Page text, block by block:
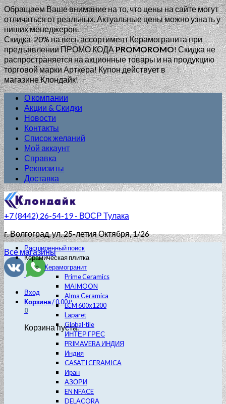
Обращаем Ваше внимание на то, что цены на сайте могут
отличаться от реальных. Актуальные цены можно узнать у
ниших менеджеров.
Скидка-20% на весь ассортимент Керамогранита при
предъявлении ПРОМО КОДАPROMOROMO!Скидка не
распространяется на акционные товары и на продукцию
торговой марки Арткера! Купон действует в
магазине Клондайк!
О компании
Акции & Скидки
Новости
Контакты
Список желаний
Мой аккаунт
Справка
Реквизиты
Доставка
+7 (8442) 26-54-19 - ВОСР Тулака
г. Волгоград, ул. 25-летия Октября, 1/26
Все магазины
Вход
Корзина/0.00₽
0
Корзина пуста.
Расширенный поиск
Керамическая плитка
Керамогранит
Prime Ceramics
MAIMOON
Alma Ceramica
LCM 600х1200
Laparet
Global-tile
ИНТЕР ГРЕС
PRIMAVERA ИНДИЯ
Индия
CASATI CERAMICA
Иран
АЗОРИ
EN NFACE
DELACORA